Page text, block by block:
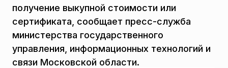
получение выкупной стоимости или
сертификата, сообщает пресс-служба
министерства государственного
управления, информационных технологий и
связи Московской области.